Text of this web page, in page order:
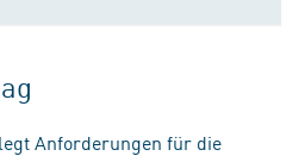
Anforderungen für die